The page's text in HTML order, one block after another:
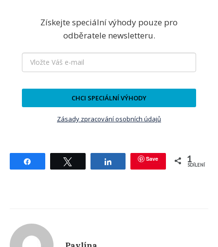
Získejte speciální výhody pouze pro
odběratele newsletteru.
CHCI SPECIÁLNÍ VÝHODY
Zásady zpracování osobních údajů
Tweetnout Save 1
SDÍLENÍ